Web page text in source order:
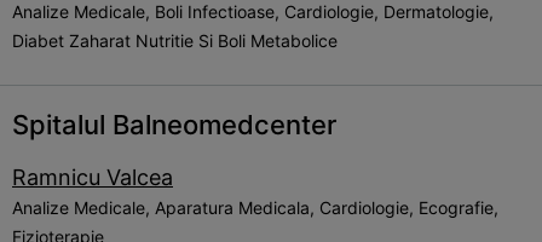
Analize Medicale, Boli Infectioase, Cardiologie, Dermatologie,
Diabet Zaharat Nutritie Si Boli Metabolice
Spitalul Balneomedcenter
Ramnicu Valcea
Analize Medicale, Aparatura Medicala, Cardiologie, Ecografie,
Fizioterapie